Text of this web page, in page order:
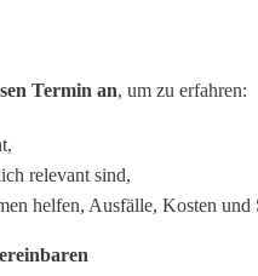
Termin an, um zu erfahren:
relevant sind,
helfen, Ausfälle, Kosten und